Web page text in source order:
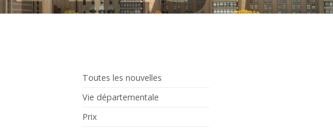
Toutes les nouvelles
Vie départementale
Prix